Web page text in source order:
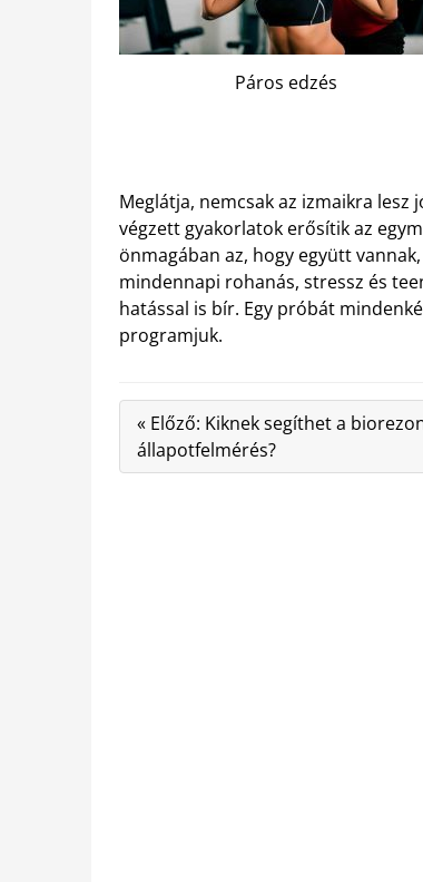
Páros edzés
Meglátja, nemcsak az izmaikra lesz
végzett gyakorlatok erősítik az
önmagában az, hogy együtt
mindennapi rohanás, stressz és
hatással is bír. Egy próbát
programjuk.
« Előző: Kiknek segíthet a
állapotfelmérés?